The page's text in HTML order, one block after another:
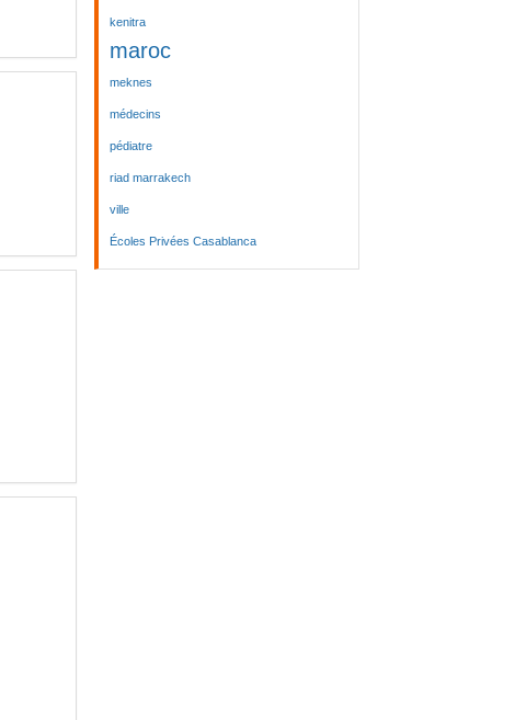
kenitra
maroc
meknes
médecins
pédiatre
riad marrakech
ville
Écoles Privées Casablanca